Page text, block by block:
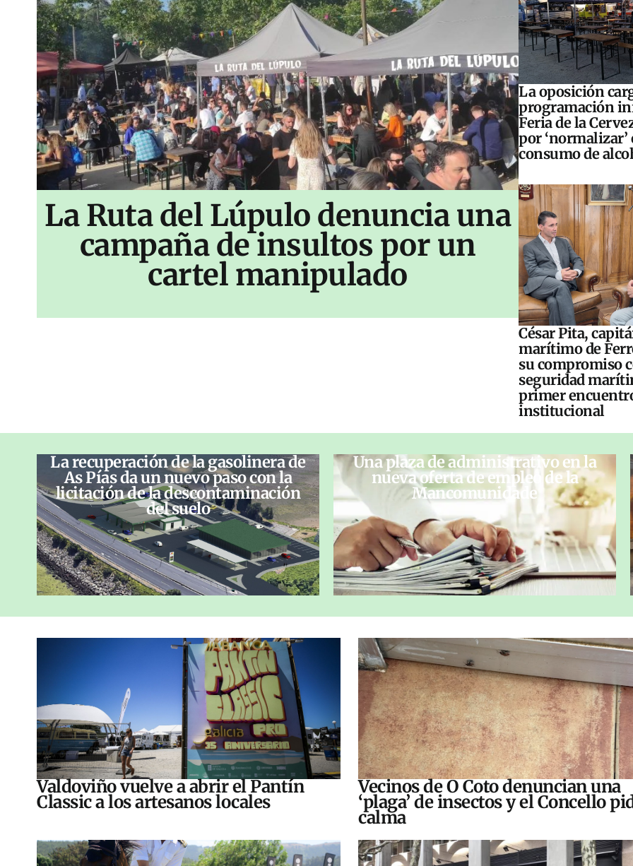
La Ruta del Lúpulo denuncia una
campaña de insultos por un
cartel manipulado
La oposición
programación
Feria de la
por ‘normalizar’
consumo de
César Pita,
marítimo de
su compromiso
seguridad
primer
institucional
La recuperación de la gasolinera de
As Pías da un nuevo paso con la
licitación de la descontaminación
del suelo
Una plaza de administrativo en la
nueva oferta de empleo de la
Mancomunidade
Valdoviño vuelve a abrir el Pantín
Classic a los artesanos locales
Vecinos de O Coto denuncian una
‘plaga’ de insectos y el Concello
calma